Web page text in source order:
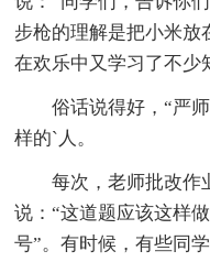
步枪的理解是把小米放
在欢乐中又学习了不少
俗话说得好，“严
样的`人。
每次，老师批改作
说：“这道题应该这样
号”。有时候，有些同